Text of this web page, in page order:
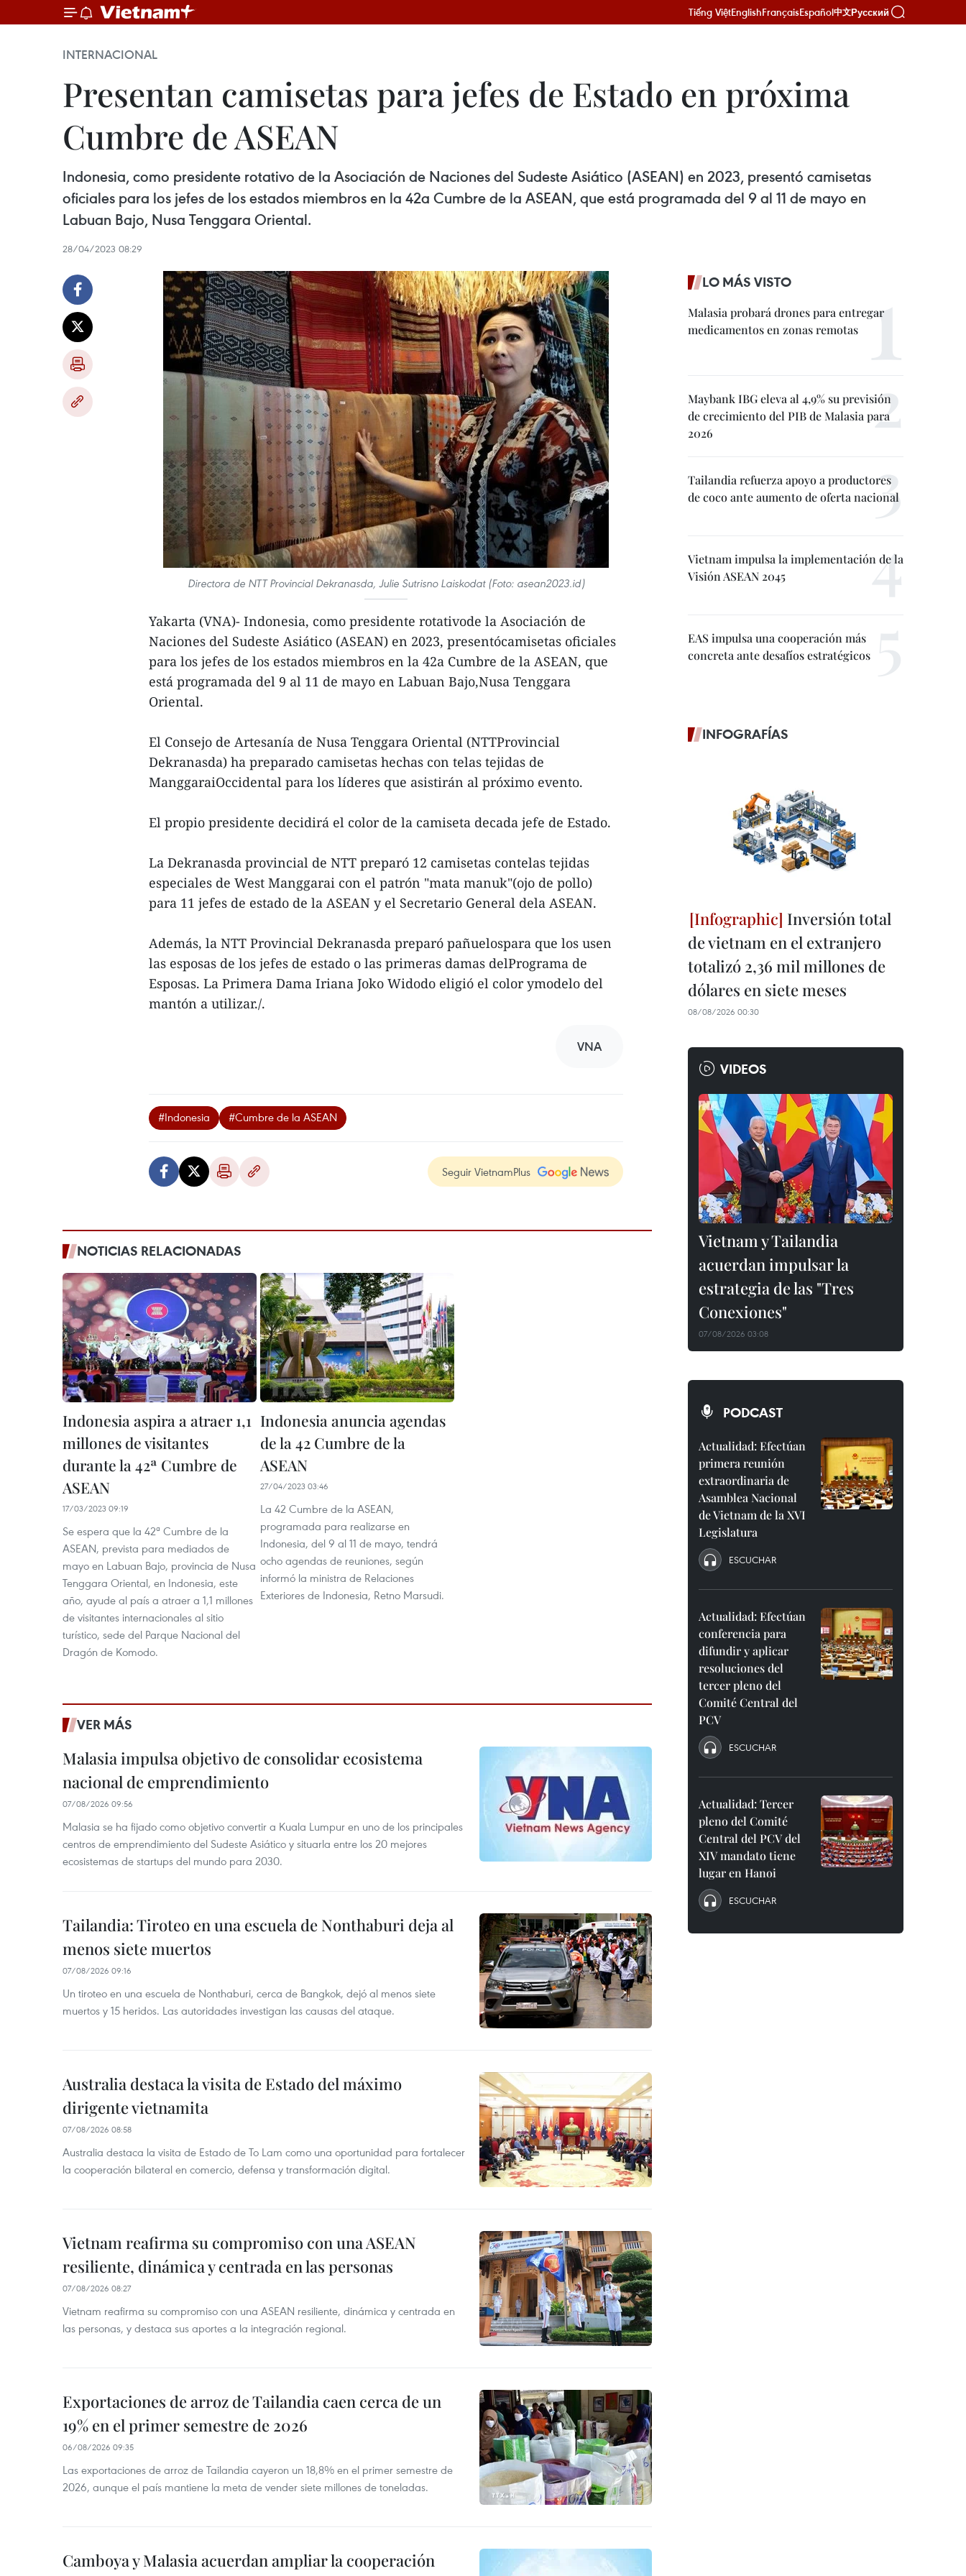
Tiếng ViệtEnglishFrançaisEspañol中文Русский
INTERNACIONAL
Presentan camisetas para jefes de Estado en próxima
Cumbre de ASEAN
Indonesia, como presidente rotativo de la Asociación de Naciones del Sudeste Asiático (ASEAN) en 2023, presentó camisetas
oficiales para los jefes de los estados miembros en la 42a Cumbre de la ASEAN, que está programada del 9 al 11 de mayo en
Labuan Bajo, Nusa Tenggara Oriental.
28/04/2023 08:29
Directora de NTT Provincial Dekranasda, Julie Sutrisno Laiskodat (Foto: asean2023.id)
Yakarta (VNA)- Indonesia, como presidente rotativode la Asociación de
Naciones del Sudeste Asiático (ASEAN) en 2023, presentócamisetas oficiales
para los jefes de los estados miembros en la 42a Cumbre de la ASEAN, que
está programada del 9 al 11 de mayo en Labuan Bajo,Nusa Tenggara
Oriental.
El Consejo de Artesanía de Nusa Tenggara Oriental (NTTProvincial
Dekranasda) ha preparado camisetas hechas con telas tejidas de
ManggaraiOccidental para los líderes que asistirán al próximo evento.
El propio presidente decidirá el color de la camiseta decada jefe de Estado.
La Dekranasda provincial de NTT preparó 12 camisetas contelas tejidas
especiales de West Manggarai con el patrón "mata manuk"(ojo de pollo)
para 11 jefes de estado de la ASEAN y el Secretario General dela ASEAN.
Además, la NTT Provincial Dekranasda preparó pañuelospara que los usen
las esposas de los jefes de estado o las primeras damas delPrograma de
Esposas. La Primera Dama Iriana Joko Widodo eligió el color ymodelo del
mantón a utilizar./.
VNA
#Indonesia #Cumbre de la ASEAN
Seguir VietnamPlus
NOTICIAS RELACIONADAS
Indonesia aspira a atraer 1,1
millones de visitantes
durante la 42ª Cumbre de
ASEAN
17/03/2023 09:19
Se espera que la 42ª Cumbre de la
ASEAN, prevista para mediados de
mayo en Labuan Bajo, provincia de Nusa
Tenggara Oriental, en Indonesia, este
año, ayude al país a atraer a 1,1 millones
de visitantes internacionales al sitio
turístico, sede del Parque Nacional del
Dragón de Komodo.
Indonesia anuncia agendas
de la 42 Cumbre de la
ASEAN
27/04/2023 03:46
La 42 Cumbre de la ASEAN,
programada para realizarse en
Indonesia, del 9 al 11 de mayo, tendrá
ocho agendas de reuniones, según
informó la ministra de Relaciones
Exteriores de Indonesia, Retno Marsudi.
VER MÁS
Malasia impulsa objetivo de consolidar ecosistema
nacional de emprendimiento
07/08/2026 09:56
Malasia se ha fijado como objetivo convertir a Kuala Lumpur en uno de los principales
centros de emprendimiento del Sudeste Asiático y situarla entre los 20 mejores
ecosistemas de startups del mundo para 2030.
Tailandia: Tiroteo en una escuela de Nonthaburi deja al
menos siete muertos
07/08/2026 09:16
Un tiroteo en una escuela de Nonthaburi, cerca de Bangkok, dejó al menos siete
muertos y 15 heridos. Las autoridades investigan las causas del ataque.
Australia destaca la visita de Estado del máximo
dirigente vietnamita
07/08/2026 08:58
Australia destaca la visita de Estado de To Lam como una oportunidad para fortalecer
la cooperación bilateral en comercio, defensa y transformación digital.
Vietnam reafirma su compromiso con una ASEAN
resiliente, dinámica y centrada en las personas
07/08/2026 08:27
Vietnam reafirma su compromiso con una ASEAN resiliente, dinámica y centrada en
las personas, y destaca sus aportes a la integración regional.
Exportaciones de arroz de Tailandia caen cerca de un
19% en el primer semestre de 2026
06/08/2026 09:35
Las exportaciones de arroz de Tailandia cayeron un 18,8% en el primer semestre de
2026, aunque el país mantiene la meta de vender siete millones de toneladas.
Camboya y Malasia acuerdan ampliar la cooperación
LO MÁS VISTO
Malasia probará drones para entregar
medicamentos en zonas remotas
Maybank IBG eleva al 4,9% su previsión
de crecimiento del PIB de Malasia para
2026
Tailandia refuerza apoyo a productores
de coco ante aumento de oferta nacional
Vietnam impulsa la implementación de la
Visión ASEAN 2045
EAS impulsa una cooperación más
concreta ante desafíos estratégicos
INFOGRAFÍAS
Inversión total
de vietnam en el extranjero
totalizó 2,36 mil millones de
dólares en siete meses
08/08/2026 00:30
VIDEOS
Vietnam y Tailandia
acuerdan impulsar la
estrategia de las "Tres
Conexiones"
07/08/2026 03:08
PODCAST
Actualidad: Efectúan
primera reunión
extraordinaria de
Asamblea Nacional
de Vietnam de la XVI
Legislatura
ESCUCHAR
Actualidad: Efectúan
conferencia para
difundir y aplicar
resoluciones del
tercer pleno del
Comité Central del
PCV
ESCUCHAR
Actualidad: Tercer
pleno del Comité
Central del PCV del
XIV mandato tiene
lugar en Hanoi
ESCUCHAR